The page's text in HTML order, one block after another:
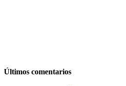
Últimos comentarios